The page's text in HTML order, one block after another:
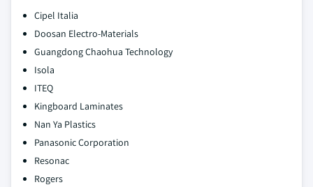
Cipel Italia
Doosan Electro-Materials
Guangdong Chaohua Technology
Isola
ITEQ
Kingboard Laminates
Nan Ya Plastics
Panasonic Corporation
Resonac
Rogers